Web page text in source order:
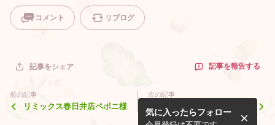
コメント リブログ
記事をシェア 記事を報告する
前の記事
リミックス春日井店ペポニ様
次の記事
夏レプありがとうございまし
た
気に入ったらフォロー